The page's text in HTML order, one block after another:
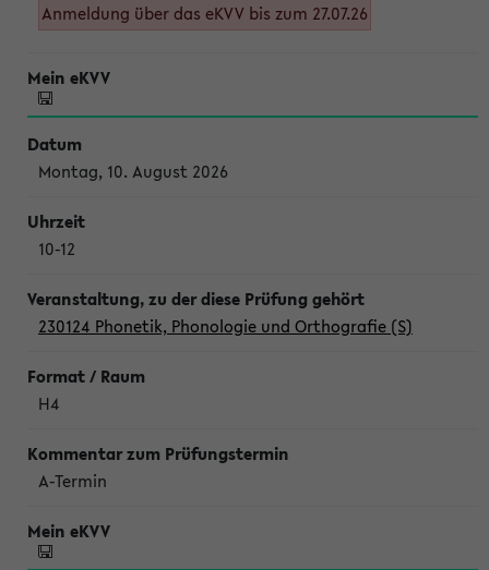
Anmeldung über das eKVV bis zum 27.07.26
Montag, 10. August 2026
10-12
230124 Phonetik, Phonologie und Orthografie (S)
H4
A-Termin